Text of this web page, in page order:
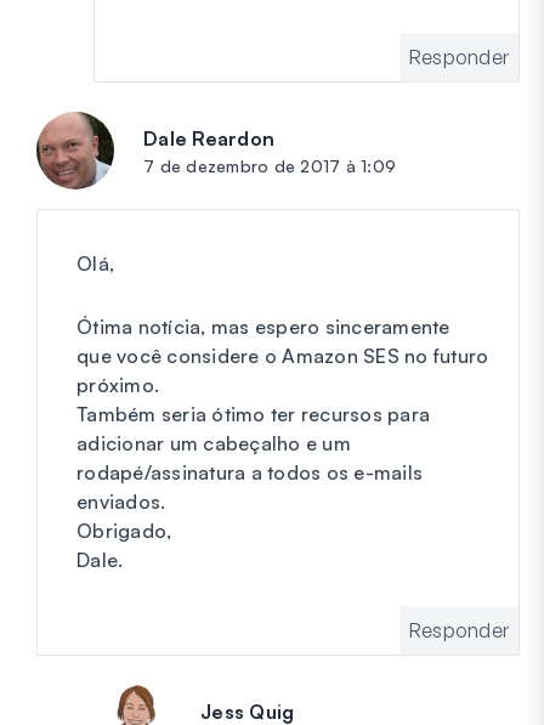
Responder
Dale Reardon
7 de dezembro de 2017 à 1:09
Olá,
Ótima notícia, mas espero sinceramente
que você considere o Amazon SES no futuro
próximo.
Também seria ótimo ter recursos para
adicionar um cabeçalho e um
rodapé/assinatura a todos os e-mails
enviados.
Obrigado,
Dale.
Responder
Jess Quig